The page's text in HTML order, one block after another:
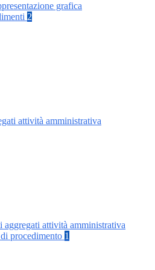
grafica
2
attività amministrativa
aggregati attività amministrativa
procedimento 1